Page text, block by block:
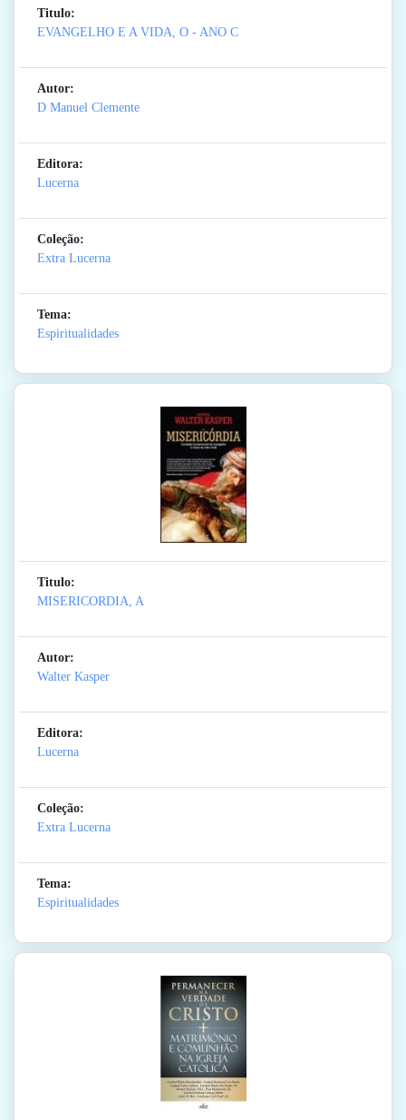
Titulo:
EVANGELHO E A VIDA, O - ANO C
Autor:
D Manuel Clemente
Editora:
Lucerna
Coleção:
Extra Lucerna
Tema:
Espiritualidades
Titulo:
MISERICORDIA, A
Autor:
Walter Kasper
Editora:
Lucerna
Coleção:
Extra Lucerna
Tema:
Espiritualidades